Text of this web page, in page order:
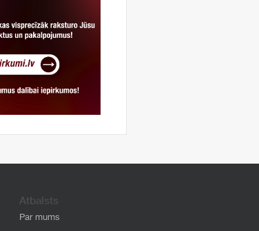
Atbalsts
Par mums